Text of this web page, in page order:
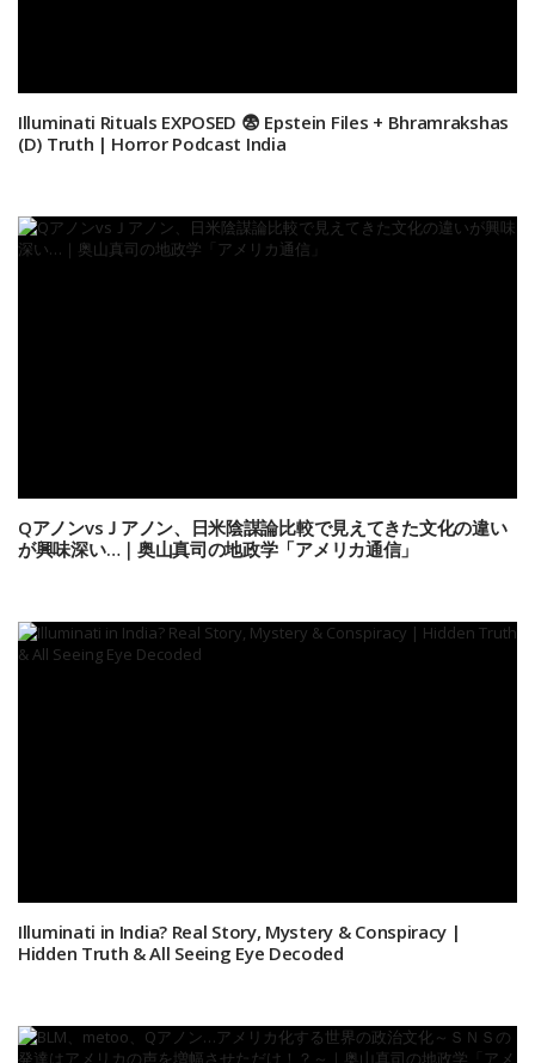
Illuminati Rituals EXPOSED 😨 Epstein Files + Bhramrakshas
(D) Truth | Horror Podcast India
QアノンvsＪアノン、日米陰謀論比較で見えてきた文化の違い
が興味深い…｜奥山真司の地政学「アメリカ通信」
Illuminati in India? Real Story, Mystery & Conspiracy |
Hidden Truth & All Seeing Eye Decoded